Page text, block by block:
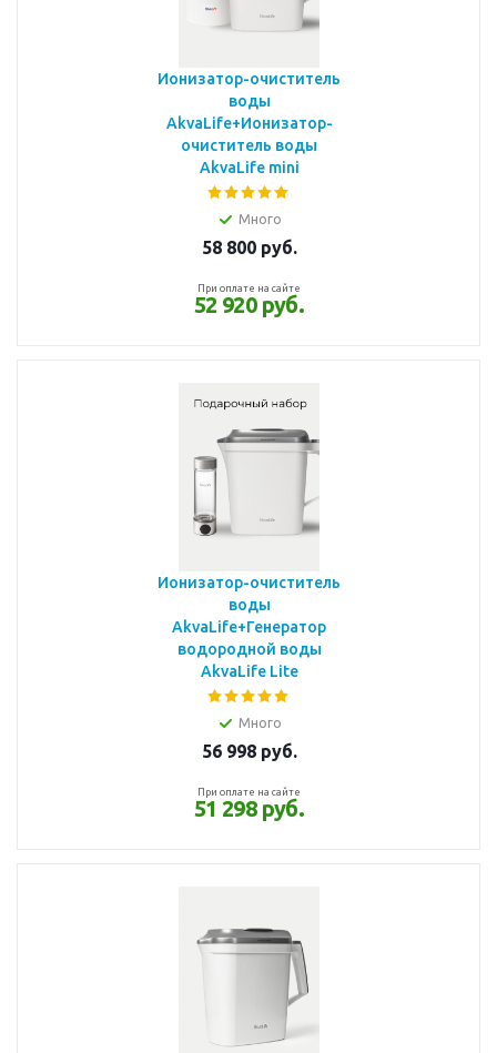
Ионизатор-очиститель
воды
AkvaLife+Ионизатор-
очиститель воды
AkvaLife mini
Много
58 800руб.
При оплате на сайте
52 920 руб.
Ионизатор-очиститель
воды
AkvaLife+Генератор
водородной воды
AkvaLife Lite
Много
56 998руб.
При оплате на сайте
51 298 руб.